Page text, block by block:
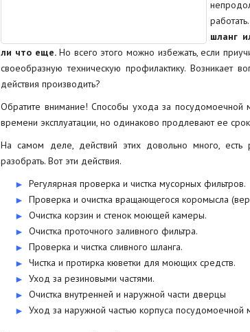
работать.
шланг
ли что еще.Но всего этого можно избежать, если
своеобразную техническую профилактику. Возникает
действия производить?
Обратите внимание! Способы ухода за
времени эксплуатации, но одинаково продлевают ее
На самом деле, действий этих довольно много,
разобрать. Вот эти действия.
Регулярная проверка и чистка мусорных фильтров.
Проверка и очистка вращающегося коромысла
Очистка корзин и стенок моющей камеры.
Очистка проточного заливного фильтра.
Проверка и чистка сливного шланга.
Чистка и протирка кюветки для моющих средств.
Уход за резиновыми частями.
Очистка внутренней и наружной части дверцы
Уход за наружной частью корпуса посудомоечной